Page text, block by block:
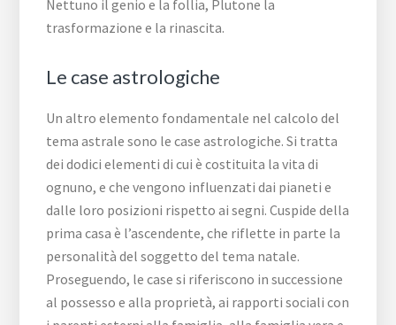
Nettuno il genio e la follia, Plutone la
trasformazione e la rinascita.
Le case astrologiche
Un altro elemento fondamentale nel calcolo del
tema astrale sono le case astrologiche. Si tratta
dei dodici elementi di cui è costituita la vita di
ognuno, e che vengono influenzati dai pianeti e
dalle loro posizioni rispetto ai segni. Cuspide della
prima casa è l’ascendente, che riflette in parte la
personalità del soggetto del tema natale.
Proseguendo, le case si riferiscono in successione
al possesso e alla proprietà, ai rapporti sociali con